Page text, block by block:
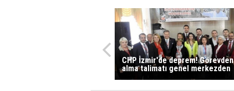
CHP İzmir'de deprem! Görevden
alma talimatı genel merkezden